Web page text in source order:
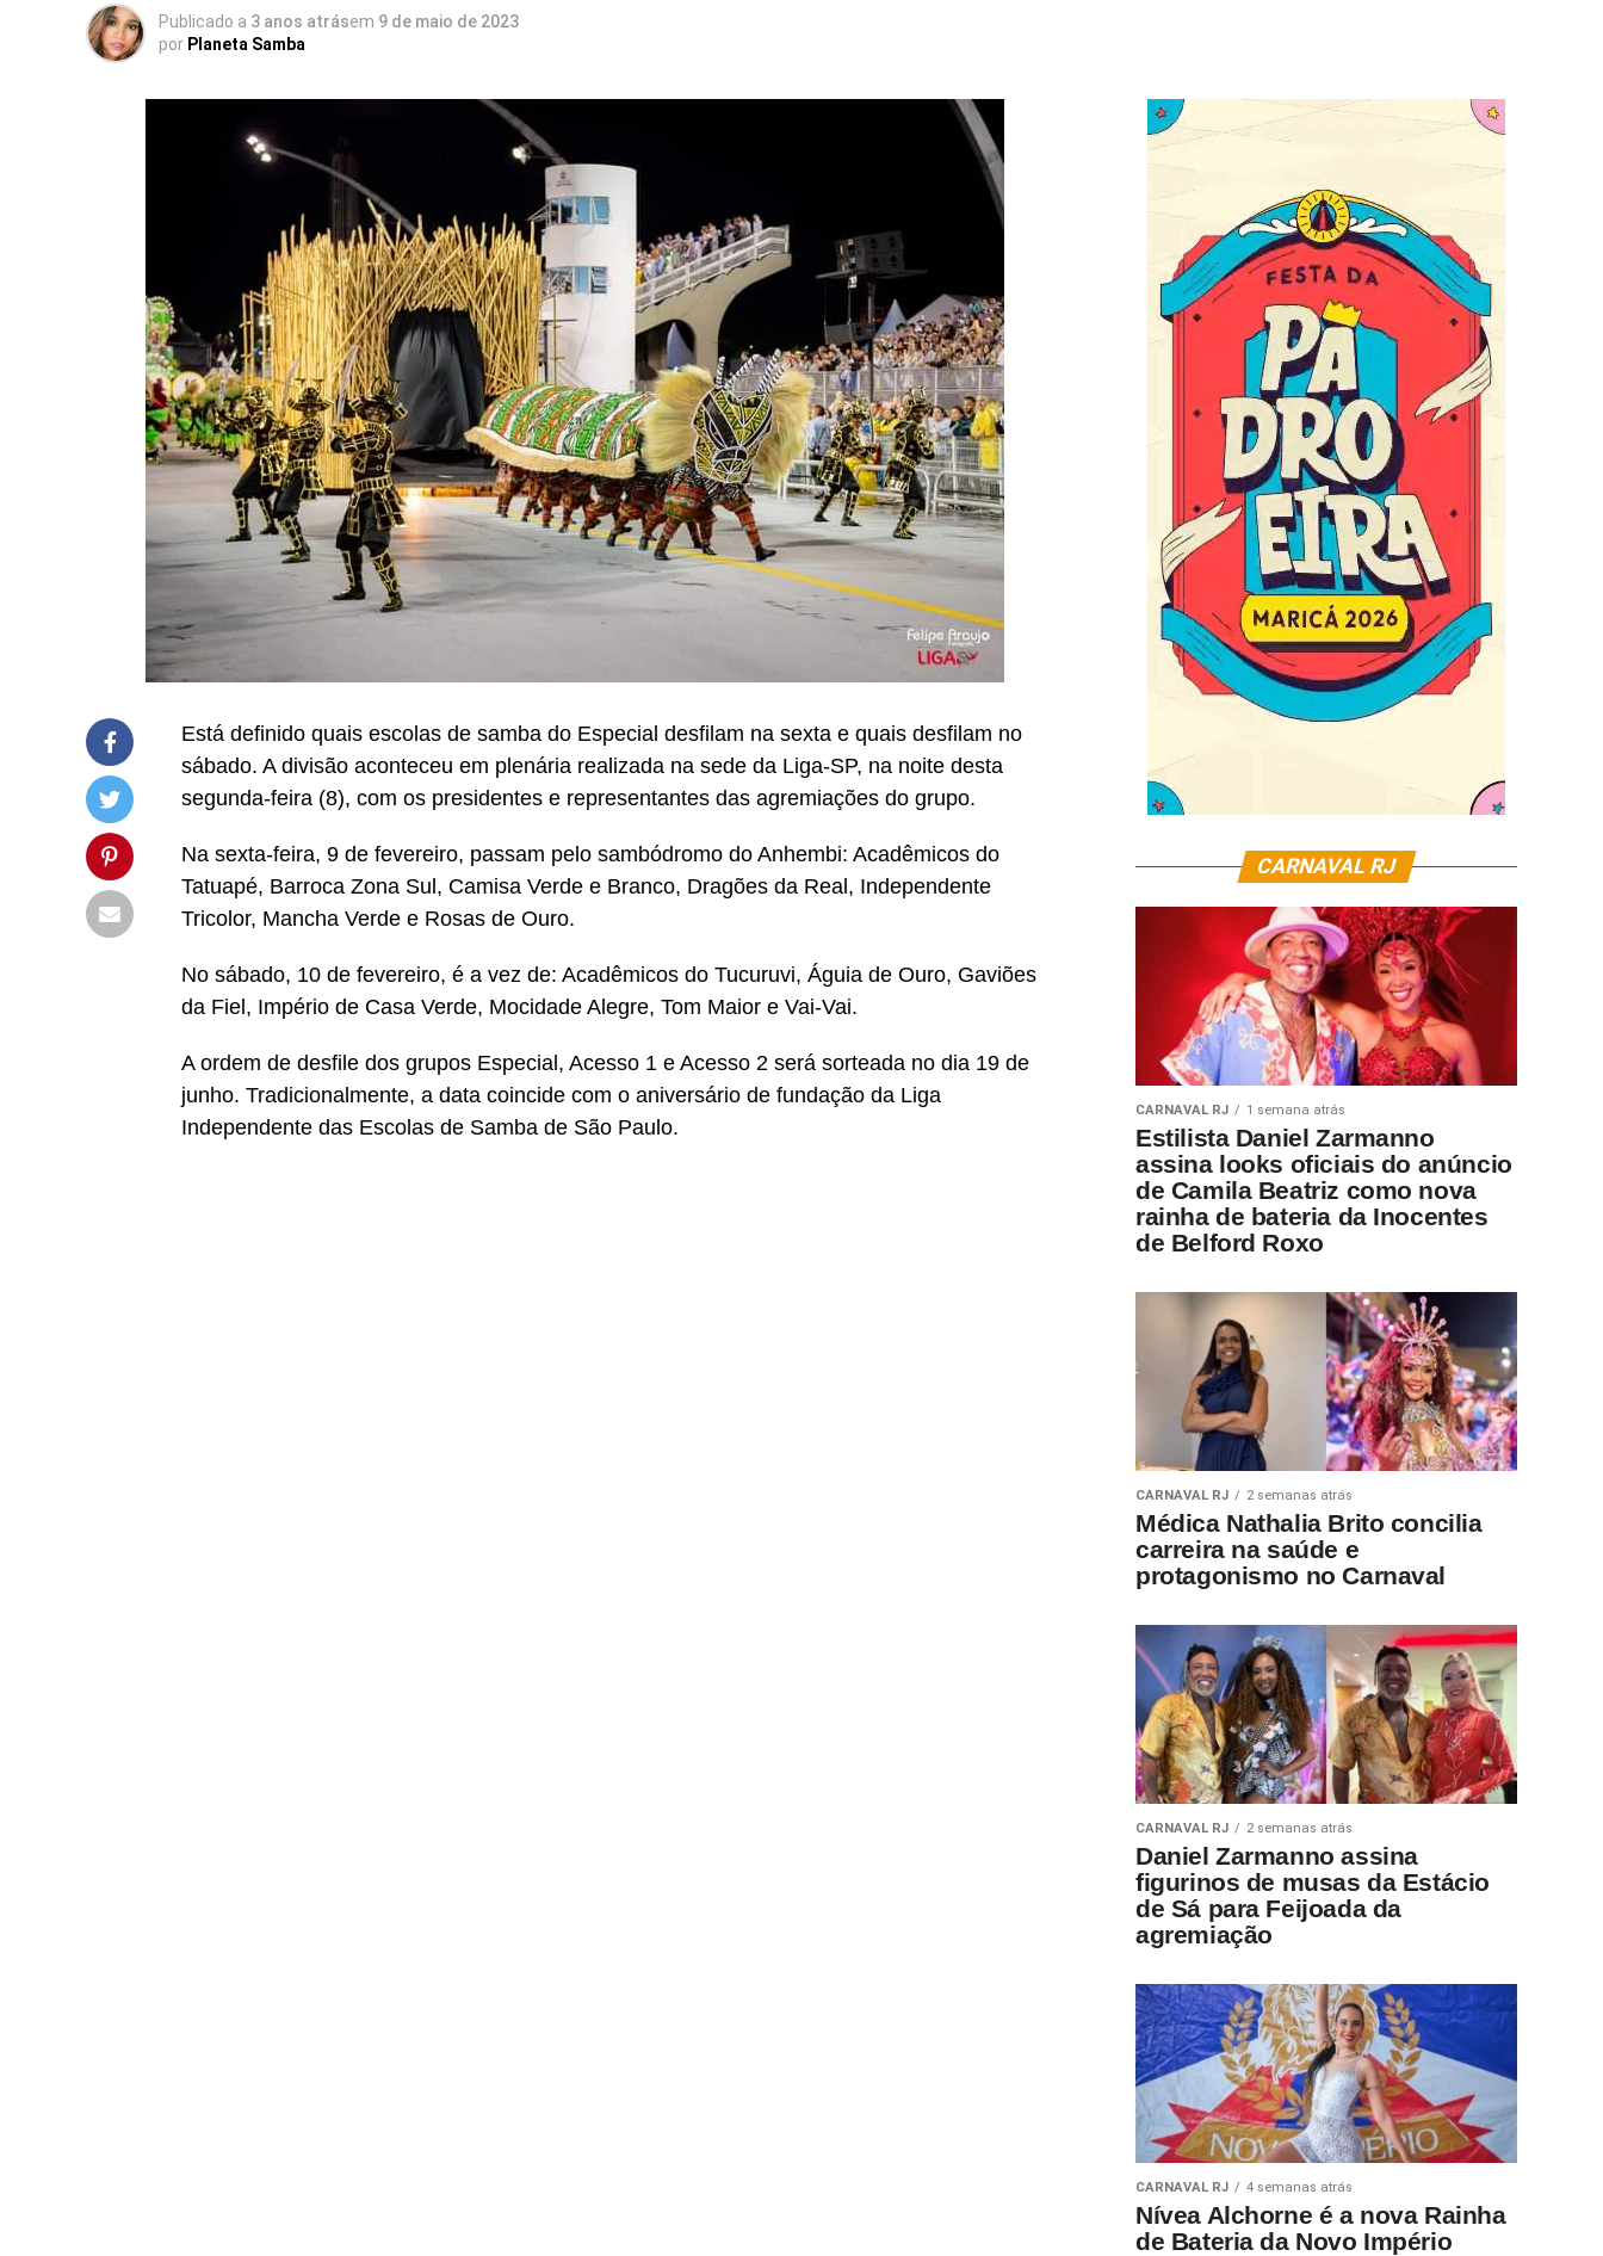
Publicado a 3 anos atrásem 9 de maio de 2023
por Planeta Samba
Está definido quais escolas de samba do Especial desfilam na sexta e quais desfilam no
sábado. A divisão aconteceu em plenária realizada na sede da Liga-SP, na noite desta
segunda-feira (8), com os presidentes e representantes das agremiações do grupo.
Na sexta-feira, 9 de fevereiro, passam pelo sambódromo do Anhembi: Acadêmicos do
Tatuapé, Barroca Zona Sul, Camisa Verde e Branco, Dragões da Real, Independente
Tricolor, Mancha Verde e Rosas de Ouro.
No sábado, 10 de fevereiro, é a vez de: Acadêmicos do Tucuruvi, Águia de Ouro, Gaviões
da Fiel, Império de Casa Verde, Mocidade Alegre, Tom Maior e Vai-Vai.
A ordem de desfile dos grupos Especial, Acesso 1 e Acesso 2 será sorteada no dia 19 de
junho. Tradicionalmente, a data coincide com o aniversário de fundação da Liga
Independente das Escolas de Samba de São Paulo.
CARNAVAL RJ
CARNAVAL RJ 1 semana atrás
Estilista Daniel Zarmanno
assina looks oficiais do anúncio
de Camila Beatriz como nova
rainha de bateria da Inocentes
de Belford Roxo
CARNAVAL RJ 2 semanas atrás
Médica Nathalia Brito concilia
carreira na saúde e
protagonismo no Carnaval
CARNAVAL RJ 2 semanas atrás
Daniel Zarmanno assina
figurinos de musas da Estácio
de Sá para Feijoada da
agremiação
CARNAVAL RJ 4 semanas atrás
Nívea Alchorne é a nova Rainha
de Bateria da Novo Império